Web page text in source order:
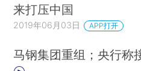
来打压中国
2019年06月03日 APP打开
马钢集团重组；央行称